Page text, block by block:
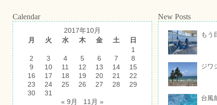
Calendar
2017年10月
月
火 水 木 金 土
日
1
2
3 4 5 6 7
8
9
10 11 12 13 14
15
16
17 18 19 20 21
22
23
24 25 26 27 28
29
30
31
« 9月
11月 »
New Posts
もう
ジワ
台風